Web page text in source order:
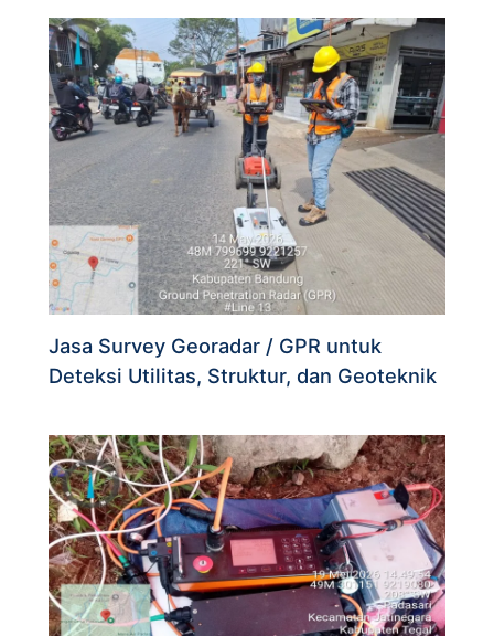
Jasa Survey Georadar / GPR untuk
Deteksi Utilitas, Struktur, dan Geoteknik